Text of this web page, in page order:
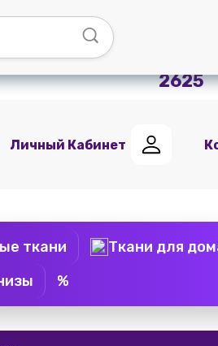
Мы в
Telegram
2625
Личный Кабинет
ткани
Ткани для
%